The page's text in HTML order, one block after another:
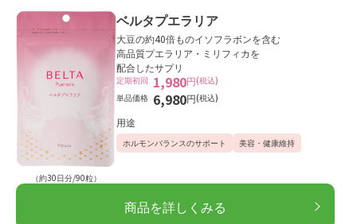
（約30日分/90粒）
ベルタプエラリア
大豆の約40倍ものイソフラボンを含む
高品質プエラリア・ミリフィカを
配合したサプリ
定期初回 1,980円(税込)
単品価格 6,980円(税込)
用途
ホルモンバランスのサポート 美容・健康維持
商品を詳しくみる